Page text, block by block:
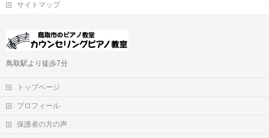
サイトマップ
鳥取駅より徒歩7分
トップページ
プロフィール
保護者の方の声